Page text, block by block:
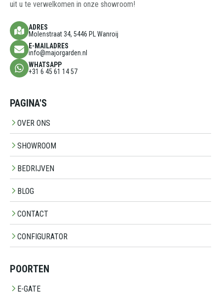
uit u te verwelkomen in onze showroom!
ADRES
Molenstraat 34, 5446 PL Wanroij
E-MAILADRES
info@majorgarden.nl
WHATSAPP
+31 6 45 61 14 57
PAGINA'S
OVER ONS
SHOWROOM
BEDRIJVEN
BLOG
CONTACT
CONFIGURATOR
POORTEN
E-GATE